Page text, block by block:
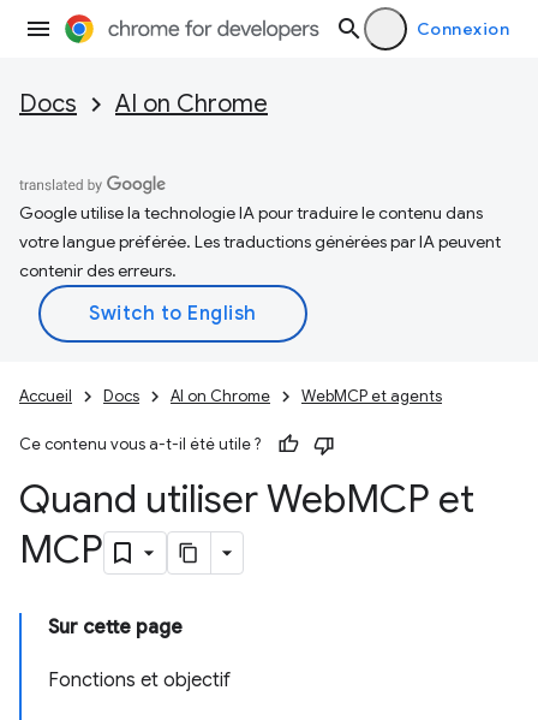
Connexion
Docs AI on Chrome
Google utilise la technologie IA pour traduire le contenu dans
votre langue préférée. Les traductions générées par IA peuvent
contenir des erreurs.
Accueil Docs AI on Chrome WebMCP et agents
Ce contenu vous a-t-il été utile ?
Quand utiliser WebMCP et
MCP
Sur cette page
Fonctions et objectif